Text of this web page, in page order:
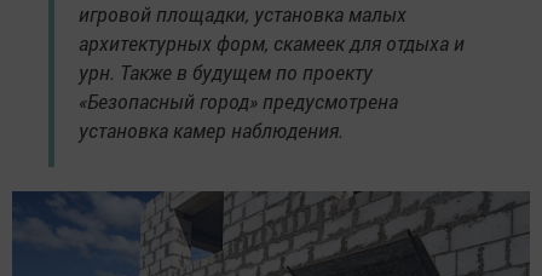
игровой площадки, установка малых
архитектурных форм, скамеек для отдыха и
урн. Также в будущем по проекту
«Безопасный город» предусмотрена
установка камер наблюдения.